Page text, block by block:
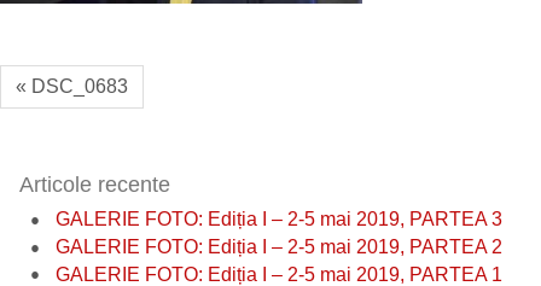
« DSC_0683
Articole recente
GALERIE FOTO: Ediția I – 2-5 mai 2019, PARTEA 3
GALERIE FOTO: Ediția I – 2-5 mai 2019, PARTEA 2
GALERIE FOTO: Ediția I – 2-5 mai 2019, PARTEA 1